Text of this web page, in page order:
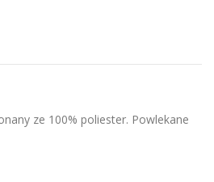
ze 100% poliester. Powlekane